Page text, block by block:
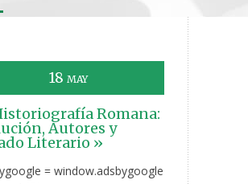
18 MAY
Romana:
Autores y
Literario »
= window.adsbygoogle